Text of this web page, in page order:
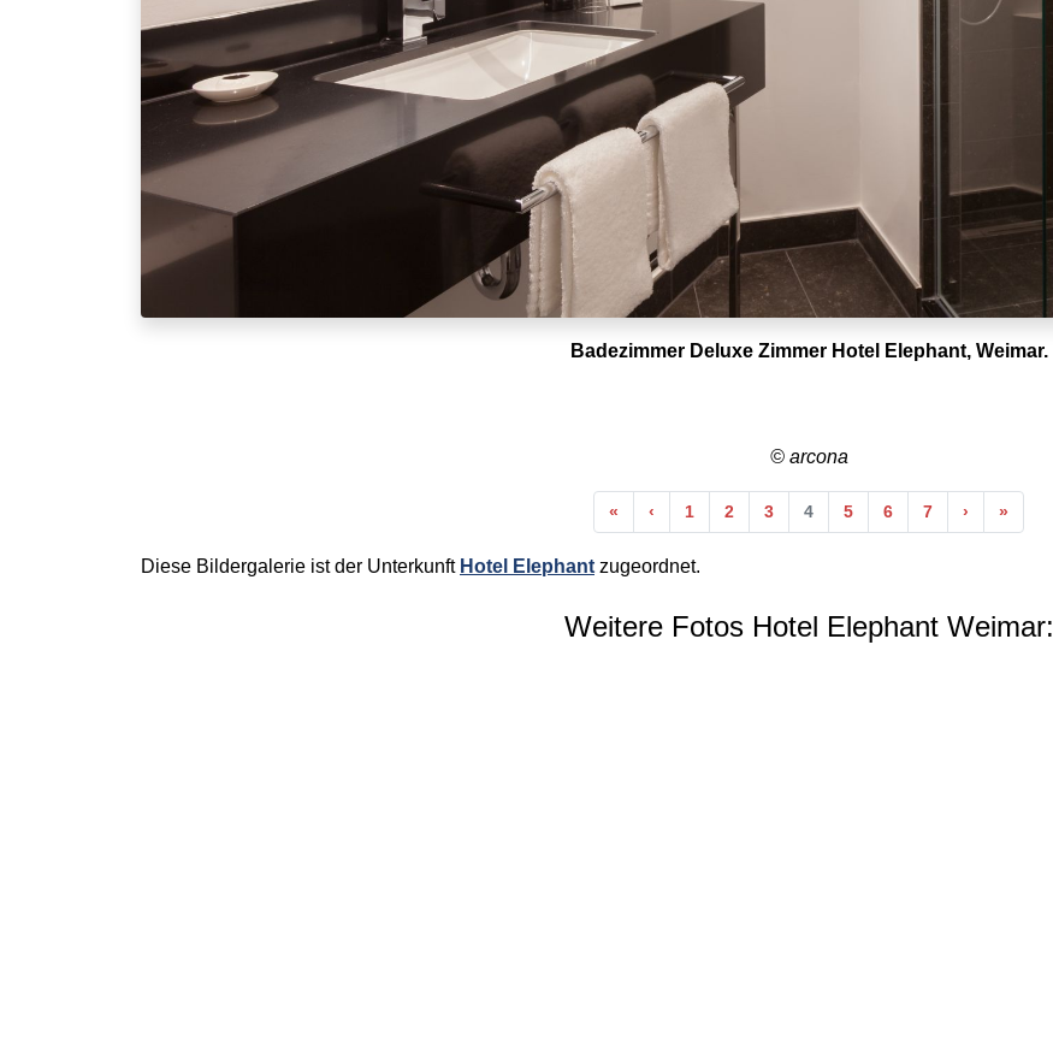
Badezimmer Deluxe Zimmer Hotel Elephant, Weimar.
© arcona
« Anfang
‹ Vorherige
1 2 3 4 5 6 7 › Nächste
»
Diese Bildergalerie ist der Unterkunft Hotel Elephant zugeordnet.
Weitere Fotos Hotel Elephant Weimar: